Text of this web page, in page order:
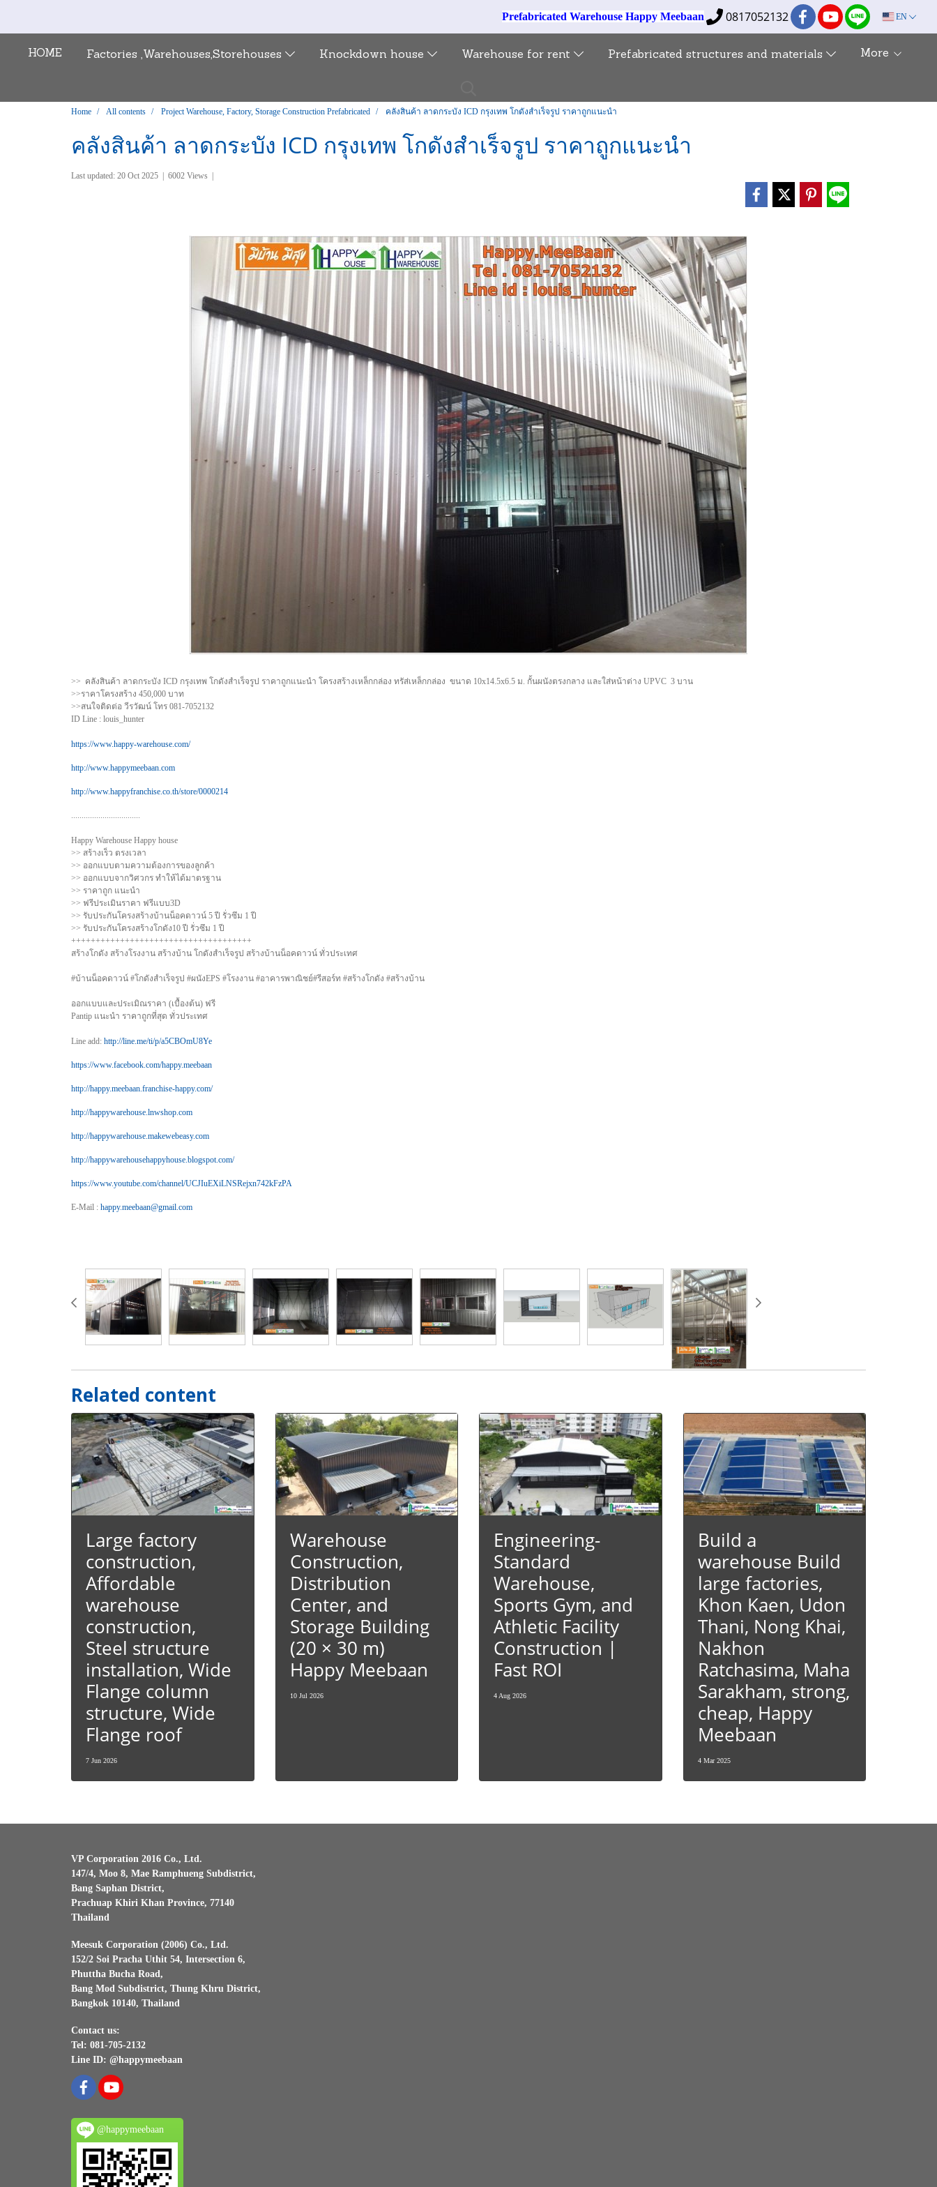
Prefabricated Warehouse Happy Meebaan 0817052132 EN
HOME Factories ,Warehouses,Storehouses Knockdown house Warehouse for rent Prefabricated structures and materials More
Home All contents Project Warehouse, Factory, Storage Construction Prefabricated คลังสินค้า ลาดกระบัง ICD กรุงเทพ โกดังสำเร็จรูป ราคาถูกแนะนำ
คลังสินค้า ลาดกระบัง ICD กรุงเทพ โกดังสำเร็จรูป ราคาถูกแนะนำ
Last updated: 20 Oct 2025 6002 Views
>> คลังสินค้า ลาดกระบัง ICD กรุงเทพ โกดังสำเร็จรูป ราคาถูกแนะนำ โครงสร้างเหล็กกล่อง ทรัส่เหล็กกล่อง ขนาด 10x14.5x6.5 ม. กั้นผนังตรงกลาง และใส่หน้าต่าง UPVC 3 บาน
>>ราคาโครงสร้าง 450,000 บาท
>>สนใจติดต่อ วีรวัฒน์ โทร 081-7052132
ID Line : louis_hunter
https://www.happy-warehouse.com/
http://www.happymeebaan.com
http://www.happyfranchise.co.th/store/0000214
Happy Warehouse Happy house
>> สร้างเร็ว ตรงเวลา
>> ออกแบบตามความต้องการของลูกค้า
>> ออกแบบจากวิศวกร ทำให้ได้มาตรฐาน
>> ราคาถูก แนะนำ
>> ฟรีประเมินราคา ฟรีแบบ3D
>> รับประกันโครงสร้างบ้านน็อคดาวน์ 5 ปี รั่วซึม 1 ปี
>> รับประกันโครงสร้างโกดัง10 ปี รั่วซึม 1 ปี
+++++++++++++++++++++++++++++++++++++
สร้างโกดัง สร้างโรงงาน สร้างบ้าน โกดังสำเร็จรูป สร้างบ้านน็อคดาวน์ ทั่วประเทศ
#บ้านน็อคดาวน์ #โกดังสำเร็จรูป #ผนังEPS #โรงงาน #อาคารพาณิชย์#รีสอร์ท #สร้างโกดัง #สร้างบ้าน
ออกแบบและประเมิณราคา (เบื้องต้น) ฟรี
Pantip แนะนำ ราคาถูกที่สุด ทั่วประเทศ
Line add: http://line.me/ti/p/a5CBOmU8Ye
https://www.facebook.com/happy.meebaan
http://happy.meebaan.franchise-happy.com/
http://happywarehouse.lnwshop.com
http://happywarehouse.makewebeasy.com
http://happywarehousehappyhouse.blogspot.com/
https://www.youtube.com/channel/UCJIuEXiLNSRejxn742kFzPA
E-Mail : happy.meebaan@gmail.com
Related content
Large factory
construction,
Affordable
warehouse
construction,
Steel structure
installation, Wide
Flange column
structure, Wide
Flange roof
7 Jun 2026
Warehouse
Construction,
Distribution
Center, and
Storage Building
(20 × 30 m)
Happy Meebaan
10 Jul 2026
Engineering-
Standard
Warehouse,
Sports Gym, and
Athletic Facility
Construction |
Fast ROI
4 Aug 2026
Build a
warehouse Build
large factories,
Khon Kaen, Udon
Thani, Nong Khai,
Nakhon
Ratchasima, Maha
Sarakham, strong,
cheap, Happy
Meebaan
4 Mar 2025
VP Corporation 2016 Co., Ltd.
147/4, Moo 8, Mae Ramphueng Subdistrict,
Bang Saphan District,
Prachuap Khiri Khan Province, 77140
Thailand
Meesuk Corporation (2006) Co., Ltd.
152/2 Soi Pracha Uthit 54, Intersection 6,
Phuttha Bucha Road,
Bang Mod Subdistrict, Thung Khru District,
Bangkok 10140, Thailand
Contact us:
Tel: 081-705-2132
Line ID: @happymeebaan
@happymeebaan